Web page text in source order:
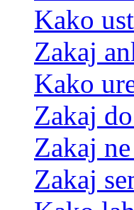
Kako
Zakaj
Kako
Zakaj
Zakaj
Zakaj